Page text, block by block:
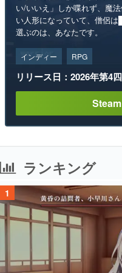
い/いいえ」しか喋れず、魔
い人形になっていて、僧侶
選ぶのは、あなたです。
インディー RPG
リリース日：2026年第4
ランキング
1